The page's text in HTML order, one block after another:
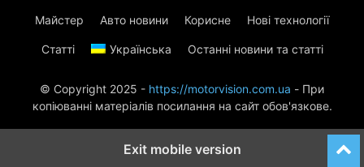
Майстер Авто новини Корисне Нові технології
Статті Українська Останні новини та статті
© Copyright 2025 - https://motorvision.com.ua - При
копіюванні матеріалів посилання на сайт обов'язкове.
Exit mobile version